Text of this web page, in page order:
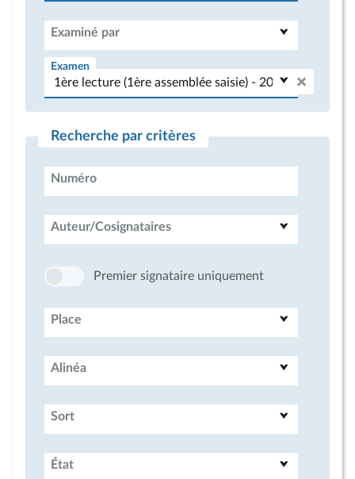
Examiné par
Examen
Recherche par critères
Numéro
Auteur/Cosignataires
Premier signataire uniquement
Place
Alinéa
Sort
État